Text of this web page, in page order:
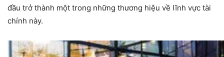
đầu trở thành một trong những thương hiệu về lĩnh vực tài
chính này.